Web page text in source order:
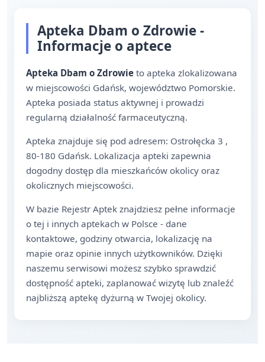
Apteka Dbam o Zdrowie -
Informacje o aptece
Apteka Dbam o Zdrowie to apteka zlokalizowana
w miejscowości Gdańsk, województwo Pomorskie.
Apteka posiada status aktywnej i prowadzi
regularną działalność farmaceutyczną.
Apteka znajduje się pod adresem: Ostrołęcka 3 ,
80-180 Gdańsk. Lokalizacja apteki zapewnia
dogodny dostęp dla mieszkańców okolicy oraz
okolicznych miejscowości.
W bazie Rejestr Aptek znajdziesz pełne informacje
o tej i innych aptekach w Polsce - dane
kontaktowe, godziny otwarcia, lokalizację na
mapie oraz opinie innych użytkowników. Dzięki
naszemu serwisowi możesz szybko sprawdzić
dostępność apteki, zaplanować wizytę lub znaleźć
najbliższą aptekę dyżurną w Twojej okolicy.